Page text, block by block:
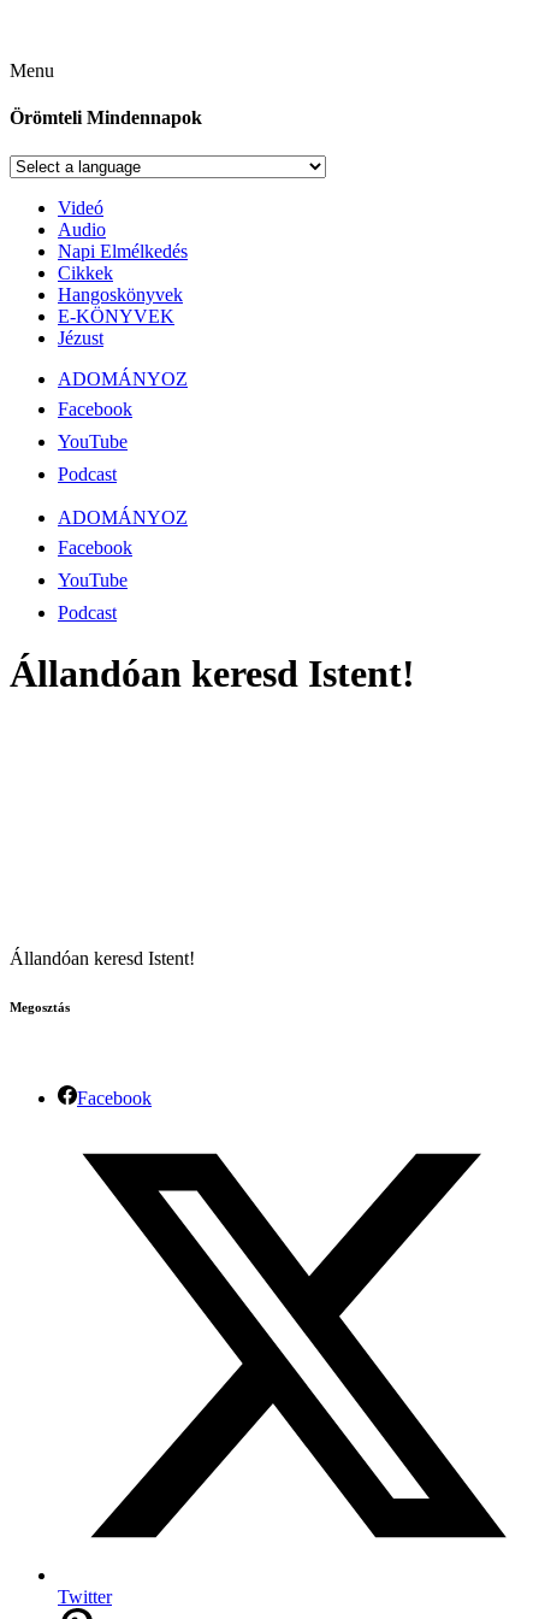
Menu
Örömteli Mindennapok
Videó
Audio
Napi Elmélkedés
Cikkek
Hangoskönyvek
E-KÖNYVEK
Jézust
ADOMÁNYOZ
Facebook
YouTube
Podcast
ADOMÁNYOZ
Facebook
YouTube
Podcast
Állandóan keresd Istent!
Állandóan keresd Istent!
Megosztás
Facebook
Twitter